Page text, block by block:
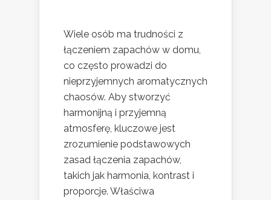
Wiele osób ma trudności z
łączeniem zapachów w domu,
co często prowadzi do
nieprzyjemnych aromatycznych
chaosów. Aby stworzyć
harmonijną i przyjemną
atmosferę, kluczowe jest
zrozumienie podstawowych
zasad łączenia zapachów,
takich jak harmonia, kontrast i
proporcje. Właściwa